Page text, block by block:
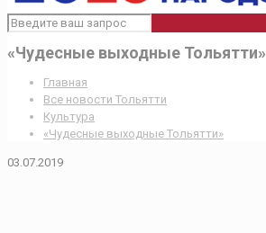
«Чудесные выходные Тольятти»
Главная
Все новости Тольятти
Культура
«Чудесные выходные Тольятти»
03.07.2019